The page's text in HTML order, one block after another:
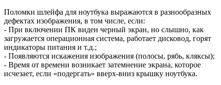
Поломки шлейфа для ноутбука выражаются в разнообразных
дефектах изображения, в том числе, если:
- При включении ПК виден черный экран, но слышно, как
загружается операционная система, работает дисковод, горят
индикаторы питания и т.д.;
- Появляются искажения изображения (полосы, рябь, кляксы);
- Время от времени возникает затемнение экрана, которое
исчезает, если «подергать» вверх-вниз крышку ноутбука.